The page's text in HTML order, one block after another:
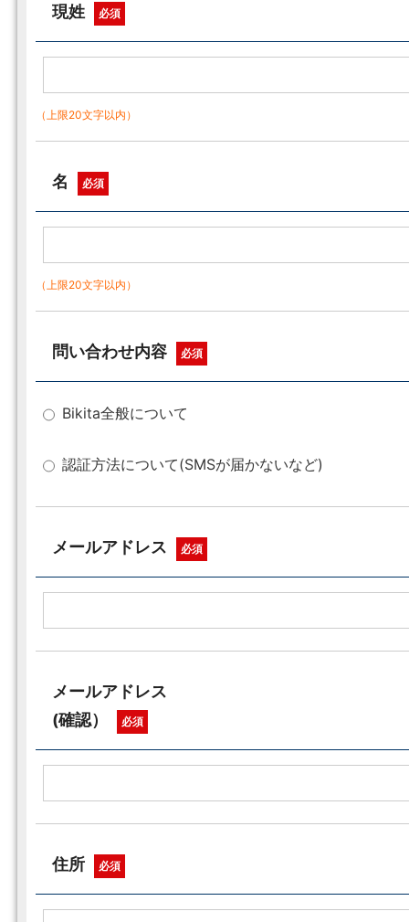
現姓 必須
（上限20文字以内）
名 必須
（上限20文字以内）
問い合わせ内容 必須
Bikita全般について
認証方法について(SMSが届かないなど)
メールアドレス 必須
メールアドレス
(確認）
必須
住所 必須